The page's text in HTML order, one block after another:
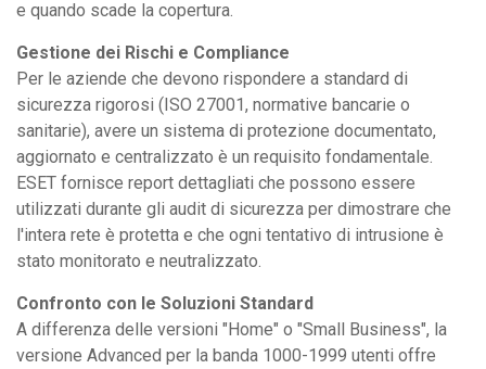
e quando scade la copertura.
Gestione dei Rischi e Compliance
Per le aziende che devono rispondere a standard di
sicurezza rigorosi (ISO 27001, normative bancarie o
sanitarie), avere un sistema di protezione documentato,
aggiornato e centralizzato è un requisito fondamentale.
ESET fornisce report dettagliati che possono essere
utilizzati durante gli audit di sicurezza per dimostrare che
l'intera rete è protetta e che ogni tentativo di intrusione è
stato monitorato e neutralizzato.
Confronto con le Soluzioni Standard
A differenza delle versioni "Home" o "Small Business", la
versione Advanced per la banda 1000-1999 utenti offre